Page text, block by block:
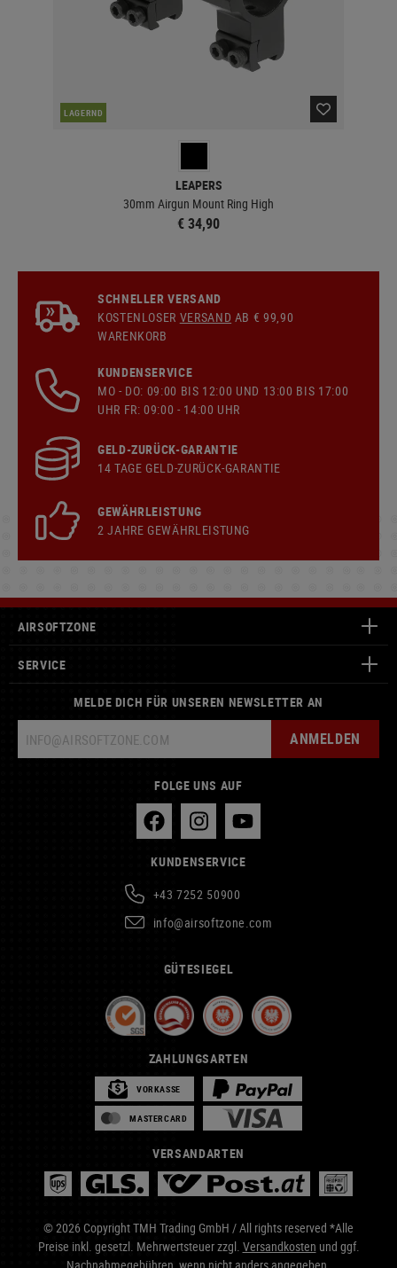
LAGERND
LEAPERS
30mm Airgun Mount Ring High
€ 34,90
SCHNELLER VERSAND
KOSTENLOSER VERSAND AB € 99,90
WARENKORB
KUNDENSERVICE
MO - DO: 09:00 BIS 12:00 UND 13:00 BIS 17:00
UHR FR: 09:00 - 14:00 UHR
GELD-ZURÜCK-GARANTIE
14 TAGE GELD-ZURÜCK-GARANTIE
GEWÄHRLEISTUNG
2 JAHRE GEWÄHRLEISTUNG
AIRSOFTZONE
SERVICE
MELDE DICH FÜR UNSEREN NEWSLETTER AN
ANMELDEN
FOLGE UNS AUF
KUNDENSERVICE
+43 7252 50900
info@airsoftzone.com
GÜTESIEGEL
ZAHLUNGSARTEN
VORKASSE
MASTERCARD
VERSANDARTEN
© 2026 Copyright TMH Trading GmbH / All rights reserved *Alle
Preise inkl. gesetzl. Mehrwertsteuer zzgl. Versandkosten und ggf.